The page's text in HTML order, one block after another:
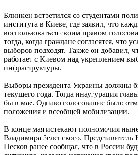
Блинкен встретился со студентами
института в Киеве, где заявил, что
воспользоваться своим правом
тогда, когда граждане согласятся, что
выборов подходят. Также он добавил,
работает с Киевом над укреплением
инфраструктуры.
Выборы президента Украины должны
текущего года. Тогда инаугурация
бы в мае. Однако голосование было
положения и всеобщей мобилизации.
В конце мая истекают полномочия
Владимира Зеленского.
Песков ранее сообщал, что в России